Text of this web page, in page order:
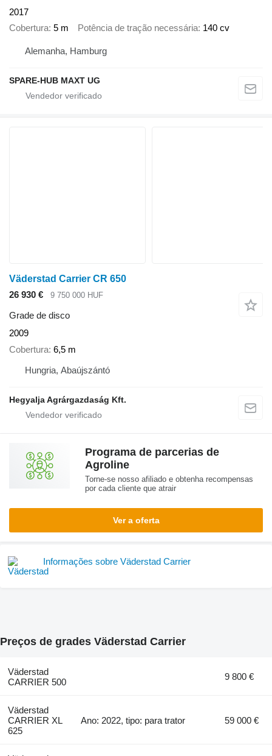
2017
Cobertura 5 m Potência de tração necessária 140 cv
Alemanha, Hamburg
SPARE-HUB MAXT UG
Väderstad Carrier CR 650
26 930 €
9 750 000 HUF
Grade de disco
2009
Cobertura 6,5 m
Hungria, Abaújszántó
Hegyalja Agrárgazdaság Kft.
Programa de parcerias de
Agroline
Torne-se nosso afiliado e obtenha recompensas
por cada cliente que atrair
Ver a oferta
Informações sobre Väderstad Carrier
Preços de grades Väderstad Carrier
Väderstad
CARRIER 500
9 800 €
Väderstad
CARRIER XL
625
Ano: 2022, tipo: para trator 59 000 €